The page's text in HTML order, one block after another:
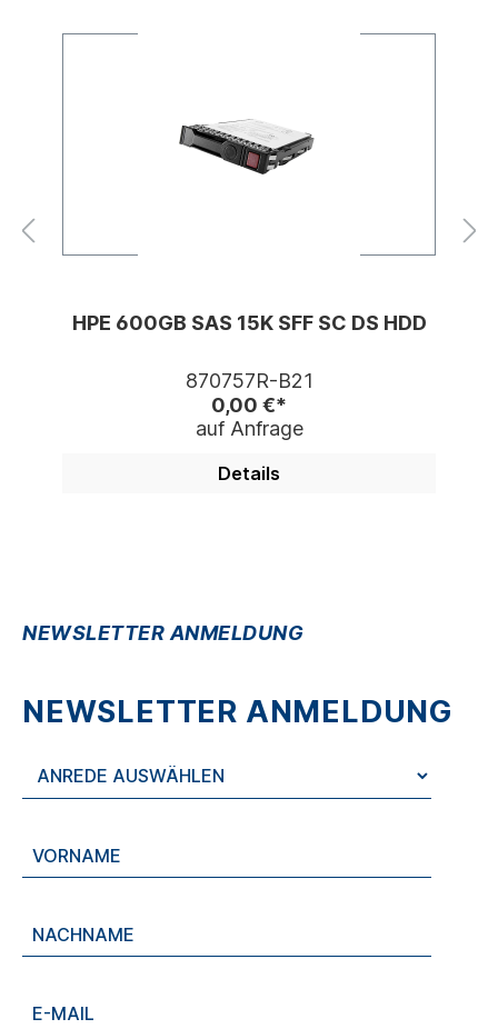
HPE 600GB SAS 15K SFF SC DS HDD
870757R-B21
0,00 €*
auf Anfrage
Details
NEWSLETTER ANMELDUNG
NEWSLETTER ANMELDUNG